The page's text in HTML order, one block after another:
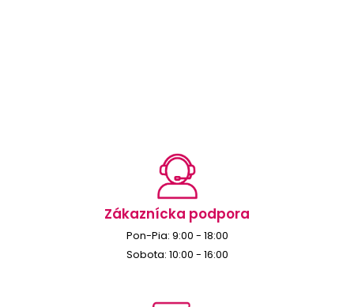
Zákaznícka podpora
Pon-Pia: 9:00 - 18:00
Sobota: 10:00 - 16:00